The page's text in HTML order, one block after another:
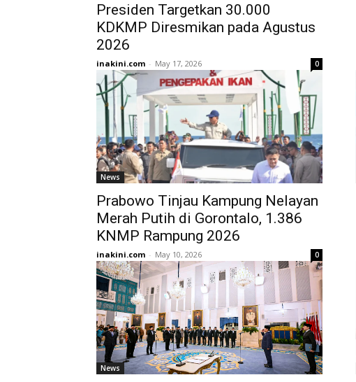
Presiden Targetkan 30.000
KDKMP Diresmikan pada Agustus
2026
inakini.com - May 17, 2026 0
News
Prabowo Tinjau Kampung Nelayan
Merah Putih di Gorontalo, 1.386
KNMP Rampung 2026
inakini.com - May 10, 2026 0
News